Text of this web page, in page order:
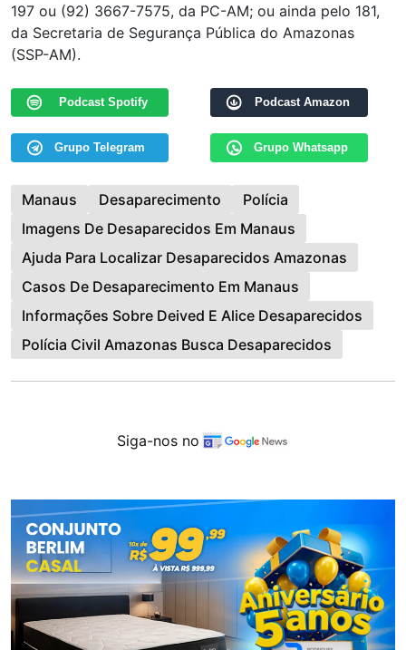
197 ou (92) 3667-7575, da PC-AM; ou ainda pelo 181,
da Secretaria de Segurança Pública do Amazonas
(SSP-AM).
Podcast Spotify Podcast Amazon
Grupo Telegram Grupo Whatsapp
Manaus Desaparecimento
Polícia
Imagens De Desaparecidos Em Manaus
Ajuda Para Localizar Desaparecidos Amazonas
Casos De Desaparecimento Em Manaus
Informações Sobre Deived E Alice Desaparecidos
Polícia Civil Amazonas Busca Desaparecidos
Siga-nos no